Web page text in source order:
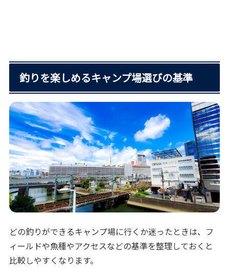
釣りを楽しめるキャンプ場選びの基準
どの釣りができるキャンプ場に行くか迷ったときは、フ
ィールドや魚種やアクセスなどの基準を整理しておくと
比較しやすくなります。